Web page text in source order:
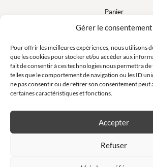
Gérer le consentement
Pour offrir les meilleures expériences, nous utilisons
que les cookies pour stocker et/ou accéder aux
fait de consentir à ces technologies nous permettra
telles que le comportement de navigation ou les ID
ne pas consentir ou de retirer son consentement
certaines caractéristiques et fonctions.
Accepter
Refuser
Panier
FAQ
Suivez nous
Newsletter
Ne manquez pas nos offres exclusives et nos